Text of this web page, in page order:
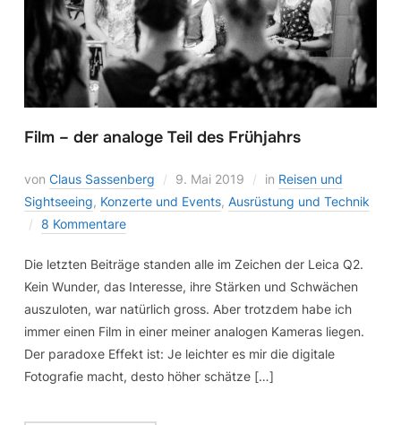
Film – der analoge Teil des Frühjahrs
von Claus Sassenberg 9. Mai 2019 in Reisen und
Sightseeing, Konzerte und Events, Ausrüstung und Technik
8 Kommentare
Die letzten Beiträge standen alle im Zeichen der Leica Q2.
Kein Wunder, das Interesse, ihre Stärken und Schwächen
auszuloten, war natürlich gross. Aber trotzdem habe ich
immer einen Film in einer meiner analogen Kameras liegen.
Der paradoxe Effekt ist: Je leichter es mir die digitale
Fotografie macht, desto höher schätze […]